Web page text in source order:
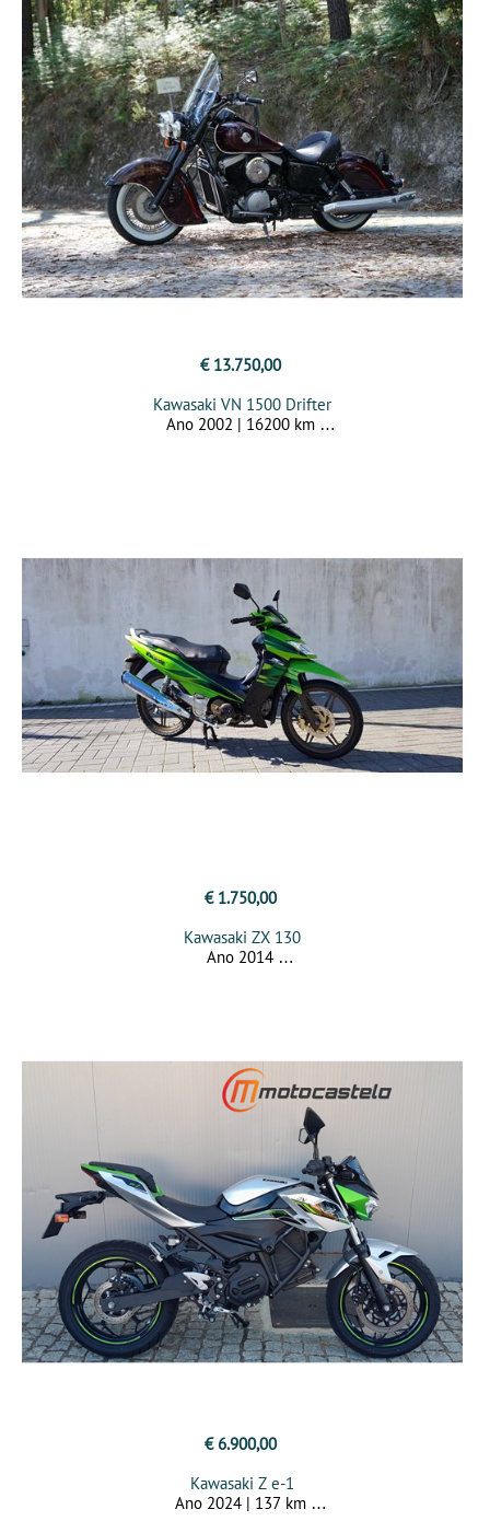
€ 13.750,00
Kawasaki VN 1500 Drifter
Ano 2002 | 16200 km
€ 1.750,00
Kawasaki ZX 130
Ano 2014
€ 6.900,00
Kawasaki Z e-1
Ano 2024 | 137 km